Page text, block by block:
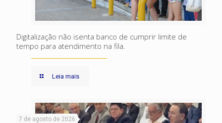
Digitalização não isenta banco de cumprir limite de
tempo para atendimento na fila.
Leia mais
7 de agosto de 2026